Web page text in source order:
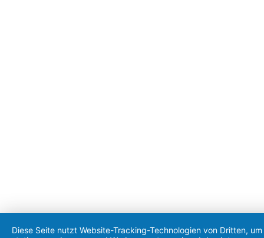
Diese Seite nutzt Website-Tracking-Technologien von Dritten,